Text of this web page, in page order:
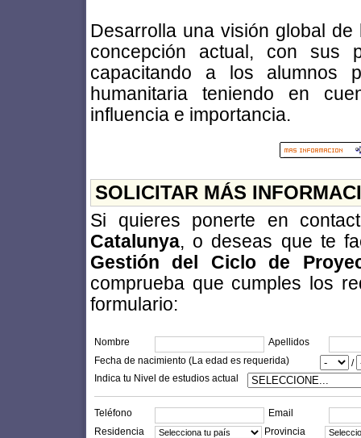
Desarrolla una visión global
concepción actual, con sus
capacitando a los alumnos
humanitaria teniendo en
influencia e importancia.
SOLICITAR MÁS
Si quieres ponerte en
Catalunya, o deseas que te
Gestión del Ciclo de
comprueba que cumples los
formulario:
Nombre
Apellidos
Fecha de nacimiento (La edad es requerida)
/
Indica tu Nivel de estudios actual
Teléfono
Email
Residencia
Provincia